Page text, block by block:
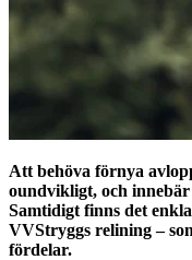
Att behöva förnya
oundvikligt, och
Samtidigt finns det
VVStryggs relining –
fördelar.